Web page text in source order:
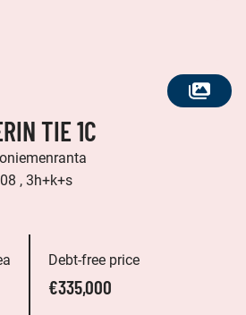
SEE
TIE 1C
, 3h+k+s
Debt-free price
€335,000